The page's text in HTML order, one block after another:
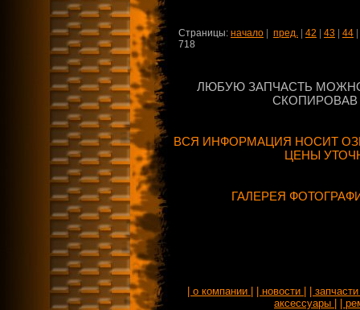
Страницы: начало пред. 42 43 44
718
ЛЮБУЮ ЗАПЧАСТЬ
ВСЯ ИНФОРМАЦИЯ НОСИТ
ЦЕНЫ
ГАЛЕРЕЯ
| о компании | | новости |
|
аксессуары |
|